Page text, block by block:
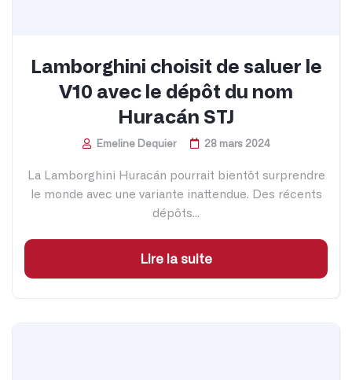
Lamborghini choisit de saluer le
V10 avec le dépôt du nom
Huracán STJ
Emeline Dequier 28 mars 2024
La Lamborghini Huracán pourrait bientôt surprendre
le monde avec une variante inattendue. Des récents
dépôts...
Lire la suite